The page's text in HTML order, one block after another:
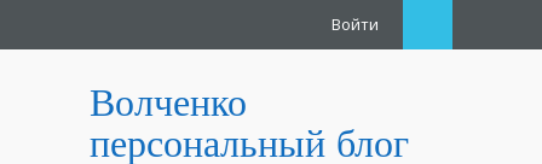
Войти
Волченко
персональный блог